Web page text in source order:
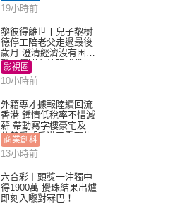
19小時前
黎彼得離世丨兒子黎樹
德停工陪老父走過最後
歲月 澄清經濟沒有困
難：傳聞有誇張成份
影視圈
10小時前
外籍專才據報陸續回流
香港 鍾情低稅率不惜減
薪 帶動寫字樓豪宅及學
位競爭「香港已重現生
機」
商業創科
13小時前
六合彩︱頭獎一注獨中
得1900萬 攪珠結果出爐
即刻入嚟對冧巴！